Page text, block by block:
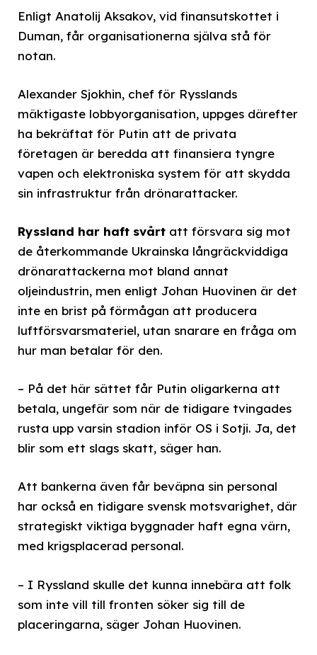
Enligt Anatolij Aksakov, vid finansutskottet i
Duman, får organisationerna själva stå för
notan.
Alexander Sjokhin, chef för Rysslands
mäktigaste lobbyorganisation, uppges därefter
ha bekräftat för Putin att de privata
företagen är beredda att finansiera tyngre
vapen och elektroniska system för att skydda
sin infrastruktur från drönarattacker.
Ryssland har haft svårt att försvara sig mot
de återkommande Ukrainska långräckviddiga
drönarattackerna mot bland annat
oljeindustrin, men enligt Johan Huovinen är det
inte en brist på förmågan att producera
luftförsvarsmateriel, utan snarare en fråga om
hur man betalar för den.
– På det här sättet får Putin oligarkerna att
betala, ungefär som när de tidigare tvingades
rusta upp varsin stadion inför OS i Sotji. Ja, det
blir som ett slags skatt, säger han.
Att bankerna även får beväpna sin personal
har också en tidigare svensk motsvarighet, där
strategiskt viktiga byggnader haft egna värn,
med krigsplacerad personal.
– I Ryssland skulle det kunna innebära att folk
som inte vill till fronten söker sig till de
placeringarna, säger Johan Huovinen.